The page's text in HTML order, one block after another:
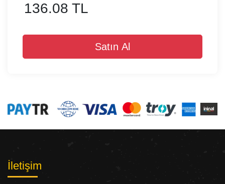
136.08 TL
Satın Al
İletişim